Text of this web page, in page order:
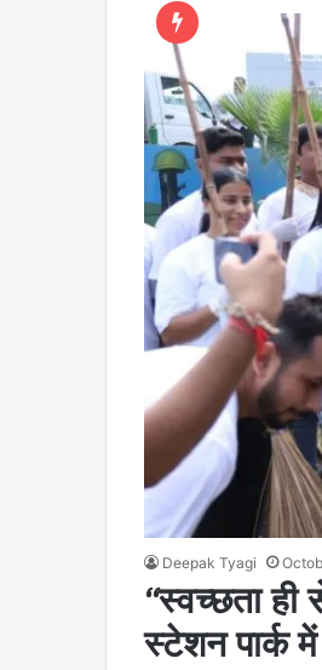
Deepak Tyagi
“स्वच्छता
स्टेशन पार्क